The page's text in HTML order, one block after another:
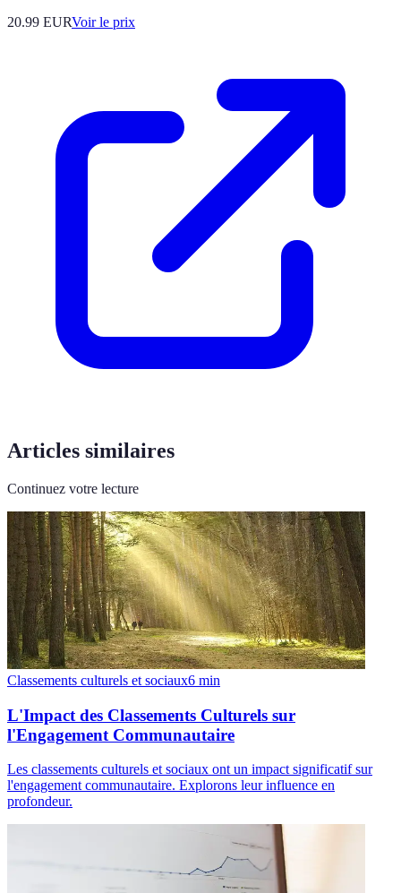
20.99 EURVoir le prix
Articles similaires
Continuez votre lecture
Classements culturels et sociaux6 min
L'Impact des Classements Culturels sur
l'Engagement Communautaire
Les classements culturels et sociaux ont un impact significatif sur
l'engagement communautaire. Explorons leur influence en
profondeur.